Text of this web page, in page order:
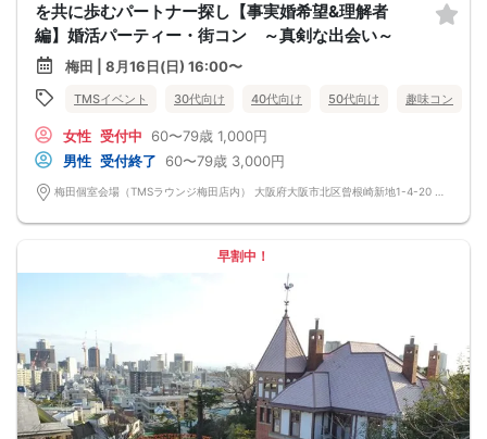
を共に歩むパートナー探し【事実婚希望&理解者
編】婚活パーティー・街コン ～真剣な出会い～
梅田 | 8月16日(日) 16:00〜
TMSイベント 30代向け 40代向け 50代向け 趣味コン
女性 受付中 60〜79歳 1,000円
男性 受付終了 60〜79歳 3,000円
早割中！